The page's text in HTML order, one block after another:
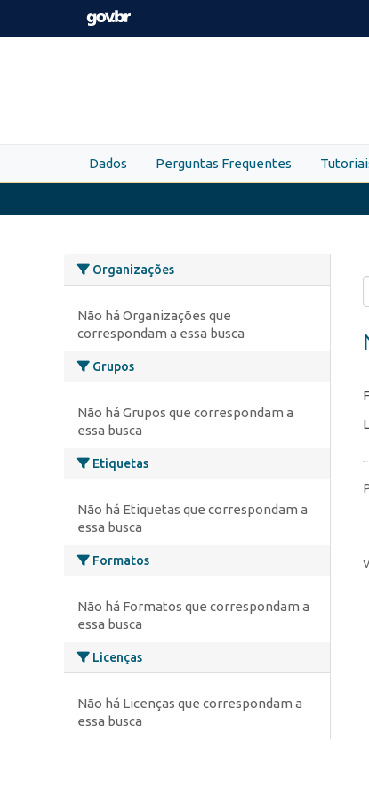
Skip to main content
Dados Perguntas Frequentes
Organizações
Não há Organizações que
correspondam a essa busca
Grupos
Não há Grupos que correspondam a
essa busca
Etiquetas
Não há Etiquetas que correspondam a
essa busca
Formatos
Não há Formatos que correspondam a
essa busca
Licenças
Não há Licenças que correspondam a
essa busca